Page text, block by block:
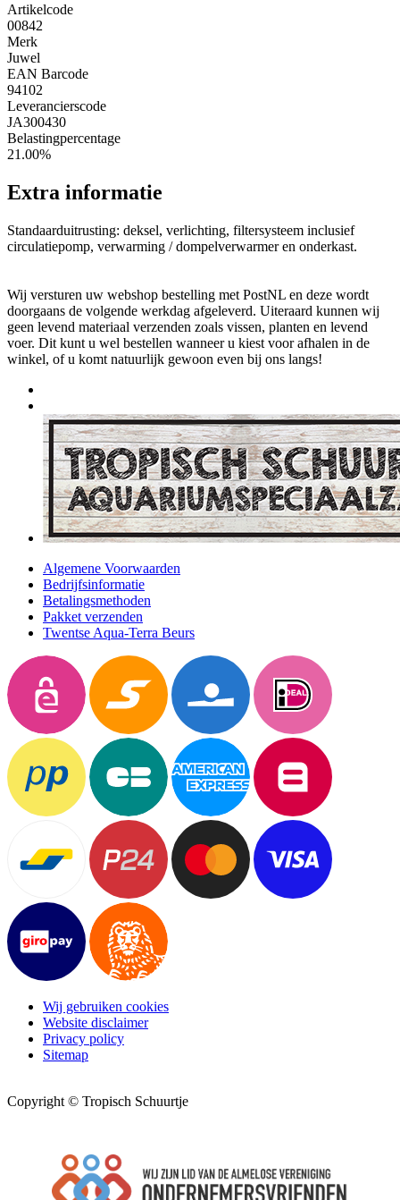
Artikelcode
00842
Merk
Juwel
EAN Barcode
94102
Leverancierscode
JA300430
Belastingpercentage
21.00%
Extra informatie
Standaarduitrusting: deksel, verlichting, filtersysteem inclusief
circulatiepomp, verwarming / dompelverwarmer en onderkast.
Wij versturen uw webshop bestelling met PostNL en deze wordt
doorgaans de volgende werkdag afgeleverd. Uiteraard kunnen wij
geen levend materiaal verzenden zoals vissen, planten en levend
voer. Dit kunt u wel bestellen wanneer u kiest voor afhalen in de
winkel, of u komt natuurlijk gewoon even bij ons langs!
Algemene Voorwaarden
Bedrijfsinformatie
Betalingsmethoden
Pakket verzenden
Twentse Aqua-Terra Beurs
Wij gebruiken cookies
Website disclaimer
Privacy policy
Sitemap
Copyright © Tropisch Schuurtje